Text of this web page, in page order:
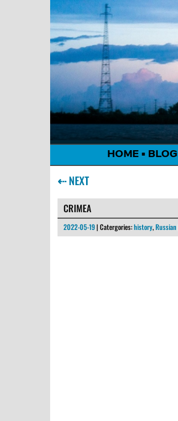
HOME • BLOG
⇠NEXT
CRIMEA
2022-05-19| Catergories:history,Russian